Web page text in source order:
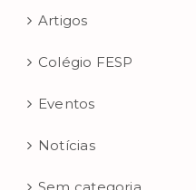
Artigos
Colégio FESP
Eventos
Notícias